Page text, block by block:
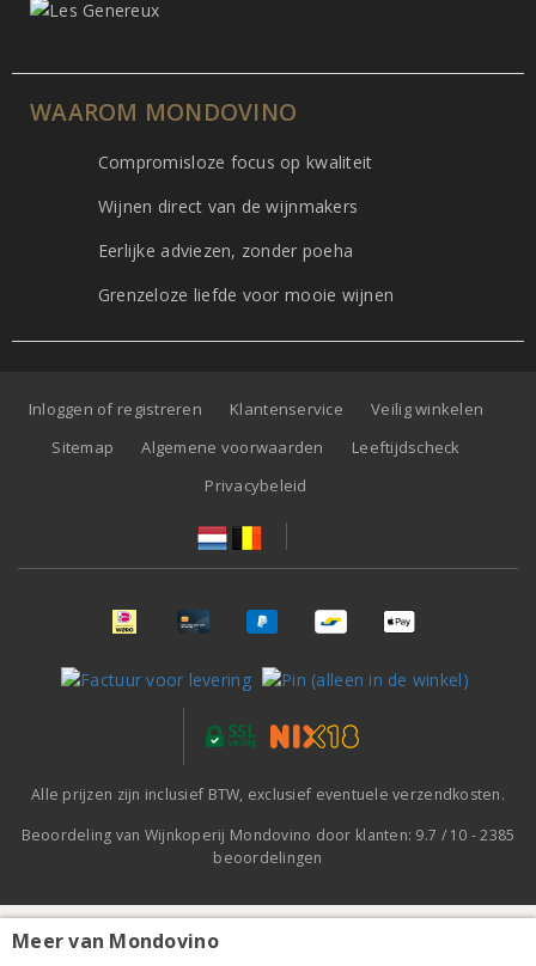
WAAROM MONDOVINO
Compromisloze focus op kwaliteit
Wijnen direct van de wijnmakers
Eerlijke adviezen, zonder poeha
Grenzeloze liefde voor mooie wijnen
Inloggen of registreren Klantenservice
Veilig winkelen
Sitemap
Algemene voorwaarden
Leeftijdscheck
Privacybeleid
Alle prijzen zijn inclusief BTW, exclusief eventuele verzendkosten.
Beoordeling van Wijnkoperij Mondovino door klanten: 9.7 / 10 -2385
beoordelingen
Meer van Mondovino